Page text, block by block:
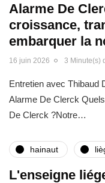
Alarme De
croissance,
embarquer la
16 juin 2026 3 Minute(s)
Entretien avec Thibaud
Alarme De Clerck
De Clerck ?Notre…
hainaut
L'enseigne